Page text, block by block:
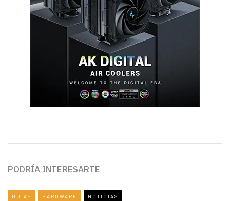
PODRÍA INTERESARTE
GUÍAS HARDWARE NOTICIAS